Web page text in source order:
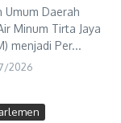
Umum Daerah
Minum Tirta Jaya
menjadi Per...
2026